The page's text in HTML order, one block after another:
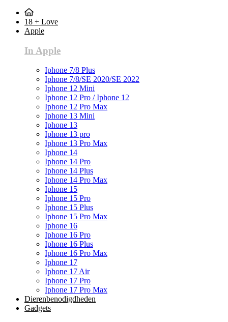
18 + Love
Apple
In Apple
Iphone 7/8 Plus
Iphone 7/8/SE 2020/SE 2022
Iphone 12 Mini
Iphone 12 Pro / Iphone 12
Iphone 12 Pro Max
Iphone 13 Mini
Iphone 13
Iphone 13 pro
Iphone 13 Pro Max
Iphone 14
Iphone 14 Pro
Iphone 14 Plus
Iphone 14 Pro Max
Iphone 15
Iphone 15 Pro
Iphone 15 Plus
Iphone 15 Pro Max
Iphone 16
Iphone 16 Pro
Iphone 16 Plus
Iphone 16 Pro Max
Iphone 17
Iphone 17 Air
Iphone 17 Pro
Iphone 17 Pro Max
Dierenbenodigdheden
Gadgets